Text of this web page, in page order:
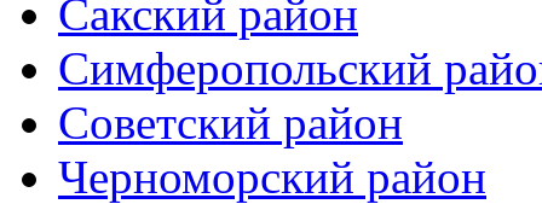
Сакский район
Симферопольский
Советский район
Черноморский район